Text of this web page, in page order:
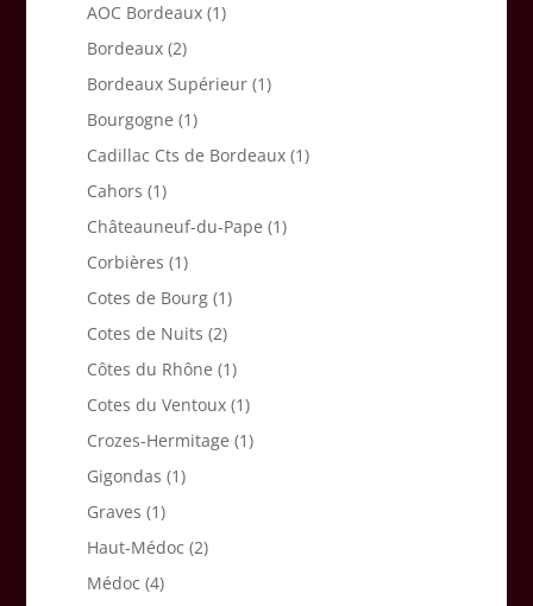
AOC Bordeaux (1)
Bordeaux (2)
Bordeaux Supérieur (1)
Bourgogne (1)
Cadillac Cts de Bordeaux (1)
Cahors (1)
Châteauneuf-du-Pape (1)
Corbières (1)
Cotes de Bourg (1)
Cotes de Nuits (2)
Côtes du Rhône (1)
Cotes du Ventoux (1)
Crozes-Hermitage (1)
Gigondas (1)
Graves (1)
Haut-Médoc (2)
Médoc (4)